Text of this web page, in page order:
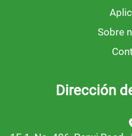
Sobre
Dirección